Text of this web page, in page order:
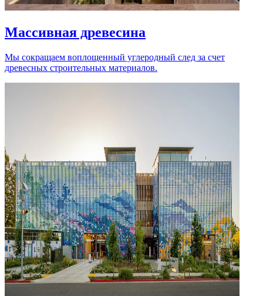
Массивная древесина
Мы сокращаем воплощенный углеродный след за счет
древесных строительных материалов.